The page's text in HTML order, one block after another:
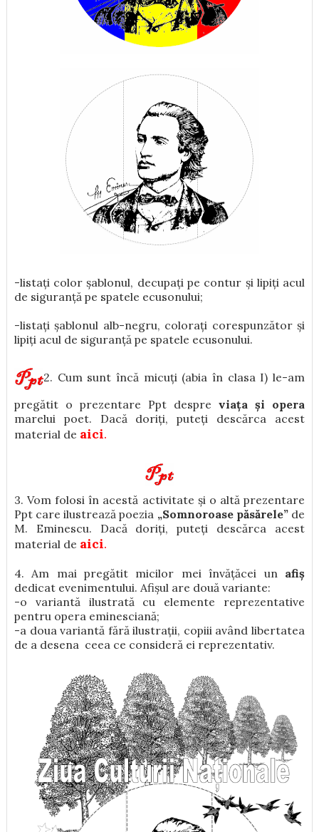
-listați color șablonul, decupați pe contur și lipiți acul
de siguranță pe spatele ecusonului;
-listați șablonul alb-negru, colorați corespunzător și
lipiți acul de siguranță pe spatele ecusonului.
2. Cum sunt încă micuți (abia în clasa I) le-am
pregătit o prezentare Ppt despreviața și opera
marelui poet. Dacă doriți, puteți descărca acest
material de aici.
3. Vom folosi în acestă activitate și o altă prezentare
Ppt care ilustrează poezia „Somnoroase păsărele”de
M. Eminescu. Dacă doriți, puteți descărca acest
material de aici.
4. Am mai pregătit micilor mei învățăcei un afiș
dedicat evenimentului. Afișul are două variante:
-o variantă ilustrată cu elemente reprezentative
pentru opera eminesciană;
-a doua variantă fără ilustrații, copiii având libertatea
de a desena ceea ce consideră ei reprezentativ.